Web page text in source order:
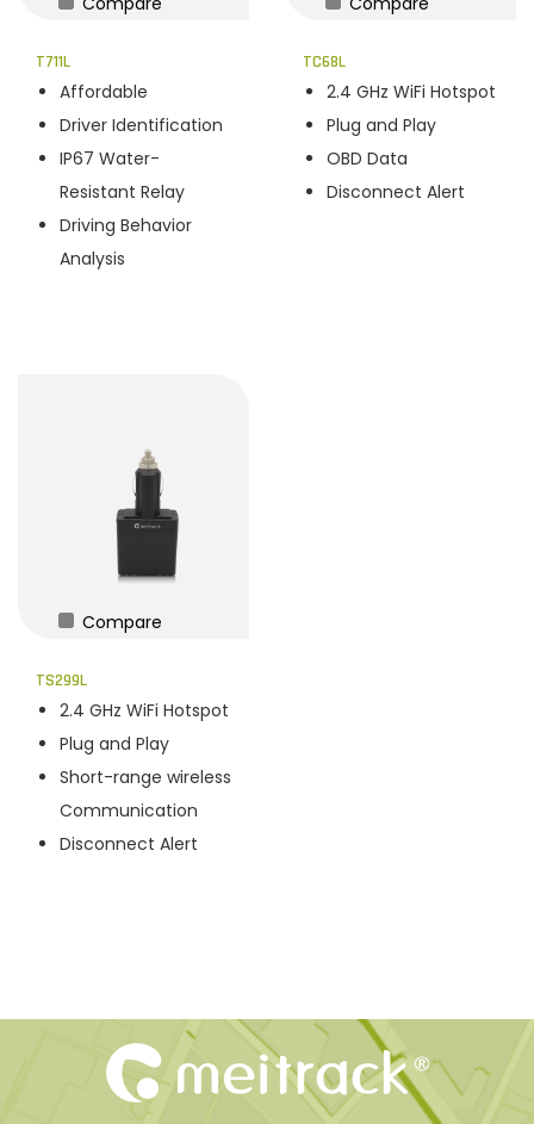
T711L
Affordable
Driver Identification
IP67 Water-
Resistant Relay
Driving Behavior
Analysis
TC68L
2.4 GHz WiFi Hotspot
Plug and Play
OBD Data
Disconnect Alert
Compare
TS299L
2.4 GHz WiFi Hotspot
Plug and Play
Short-range wireless
Communication
Disconnect Alert